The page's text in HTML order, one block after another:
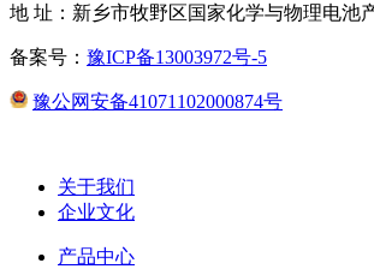
地 址：新乡市牧野区国家化学与物理电池
备案号： 豫ICP备13003972号-5
豫公网安备41071102000874号
关于我们
企业文化
产品中心